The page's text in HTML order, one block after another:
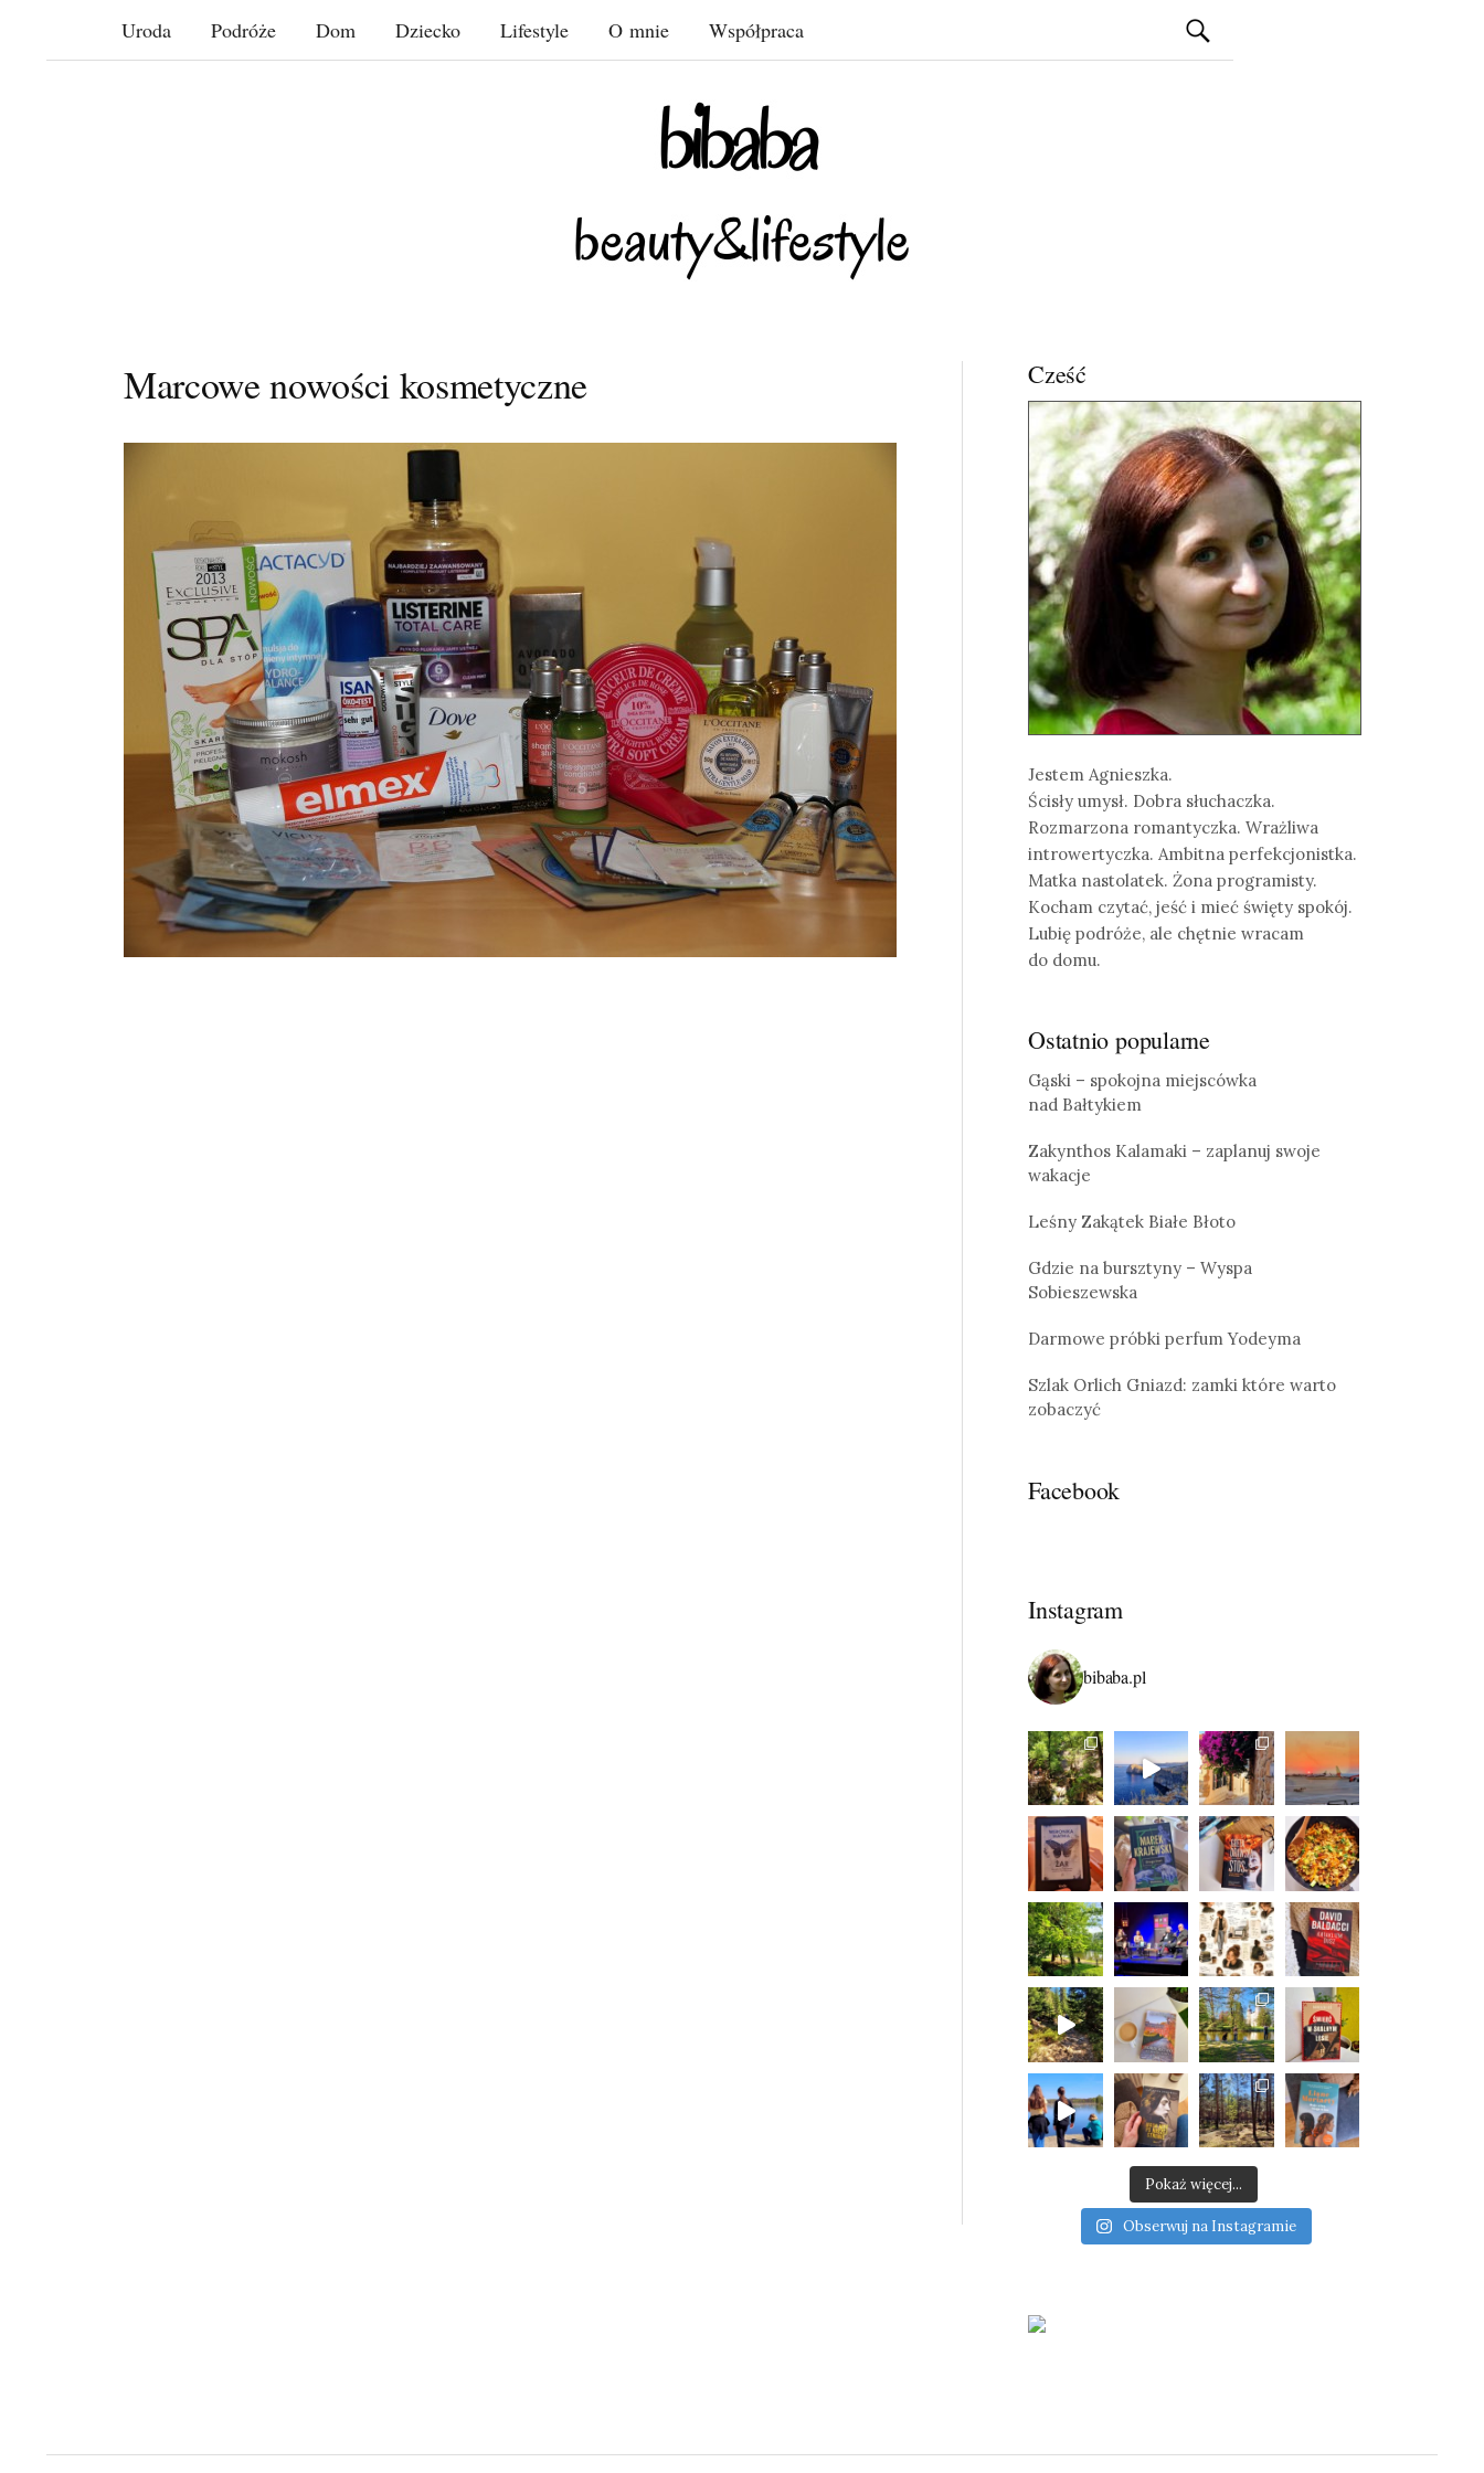
Uroda Podróże Dom Dziecko Lifestyle O mnie Współpraca Szukaj:
Marcowe nowości kosmetyczne Cześć
Jestem Agnieszka.
Ścisły umysł. Dobra słuchaczka.
Rozmarzona romantyczka. Wrażliwa
introwertyczka. Ambitna perfekcjonistka.
Matka nastolatek. Żona programisty.
Kocham czytać, jeść i mieć święty spokój.
Lubię podróże, ale chętnie wracam
do domu.
Ostatnio popularne
Gąski – spokojna miejscówka
nad Bałtykiem
Zakynthos Kalamaki – zaplanuj swoje
wakacje
Leśny Zakątek Białe Błoto
Gdzie na bursztyny – Wyspa
Sobieszewska
Darmowe próbki perfum Yodeyma
Szlak Orlich Gniazd: zamki które warto
zobaczyć
Facebook
Instagram
bibaba.pl
Pokaż więcej...
Obserwuj na Instagramie